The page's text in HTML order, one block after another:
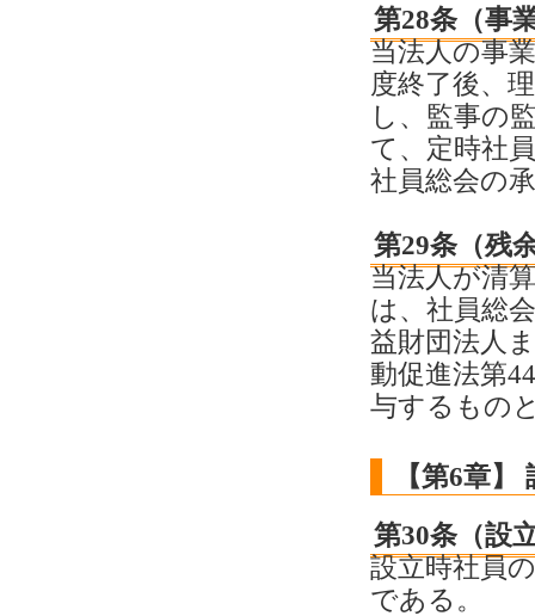
第28条（事
当法人の事
度終了後、
し、監事の
て、定時社
社員総会の
第29条（残
当法人が清
は、社員総
益財団法人
動促進法第
与するもの
【第6章】
第30条（設
設立時社員
である。